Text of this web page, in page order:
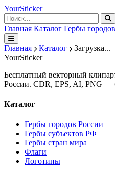
YourSticker
Главная Каталог Гербы городов
Главная Каталог
Загрузка...
YourSticker
Бесплатный векторный
России. CDR, EPS, AI, PNG —
Каталог
Гербы городов России
Гербы субъектов РФ
Гербы стран мира
Флаги
Логотипы